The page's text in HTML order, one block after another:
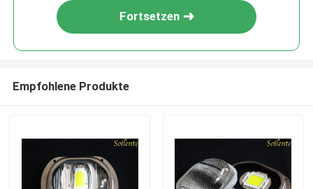
Fortsetzen
Empfohlene Produkte